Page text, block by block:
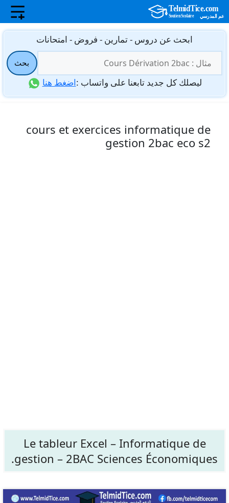
انتقل
المحتوى
ابحث عن دروس - تمارين - فروض - امتحانات
عن:
بحث
ليصلك كل جديد تابعنا على واتساب :اضغط هنا
cours et exercices informatique de
gestion 2bac eco s2
Le tableur Excel – Informatique de
gestion – 2BAC Sciences Économiques.